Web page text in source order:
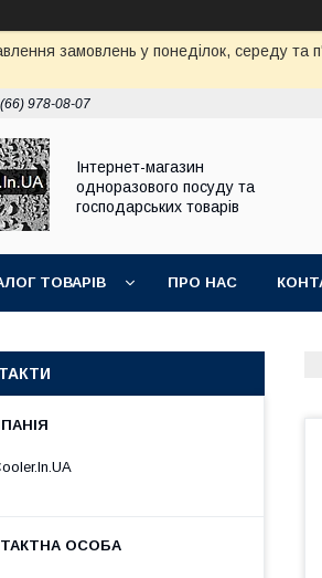
замовлень у понеділок, середу та
978-08-07
Інтернет-магазин
одноразового посуду та
господарських товарів
ТОВАРІВ ПРО НАС